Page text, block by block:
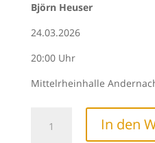
Björn Heuser
24.03.2026
20:00 Uhr
Mittelrheinhalle
Heuser:
In den